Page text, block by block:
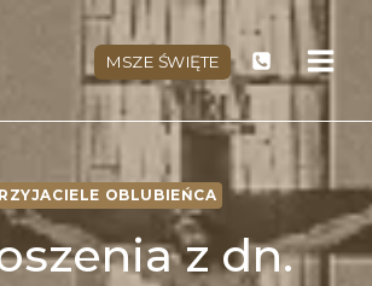
MSZE ŚWIĘTE
OBLUBIEŃCA
z dn.